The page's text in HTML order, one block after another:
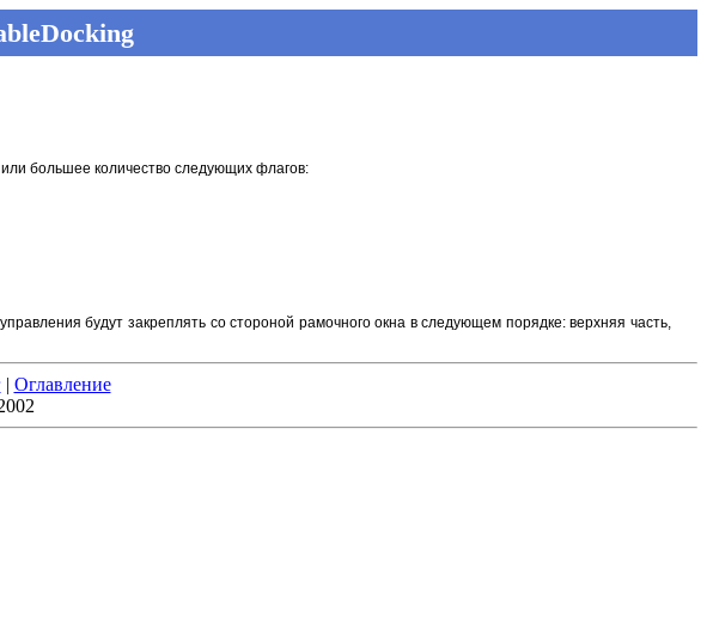
большее количество следующих флагов:
будут закреплять со стороной рамочного окна в следующем порядке: верхняя часть,
| Оглавление